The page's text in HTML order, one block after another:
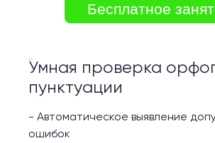
Бесплатное
Умная проверка
пунктуации
- Автоматическое выявление
ошибок